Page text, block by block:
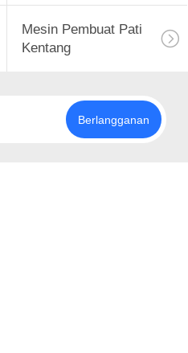
Mesin Pembuat Pati
Kentang
Berlangganan